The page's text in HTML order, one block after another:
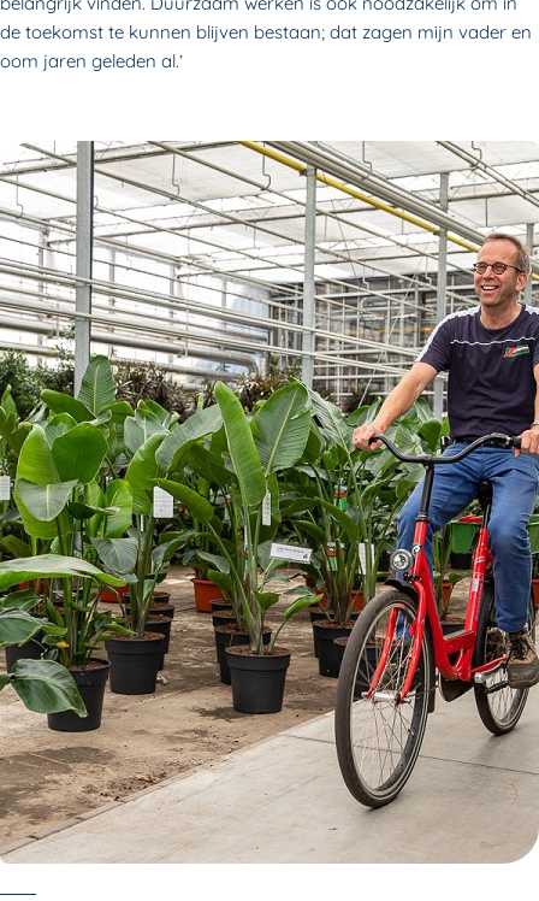
de toekomst te kunnen blijven bestaan; dat zagen mijn vader en
oom jaren geleden al.’